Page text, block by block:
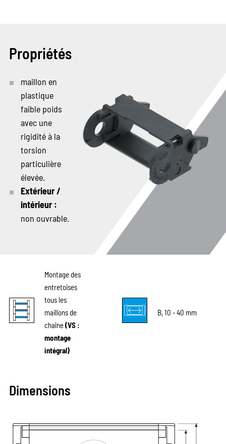
Propriétés
maillon en
plastique
faible poids
avec une
rigidité à la
torsion
particulière
élevée.
Extérieur /
intérieur :
non ouvrable.
Montage des
entretoises
tous les
maillons de
chaîne(VS :
montage
intégral)
Bi 10 - 40 mm
Dimensions